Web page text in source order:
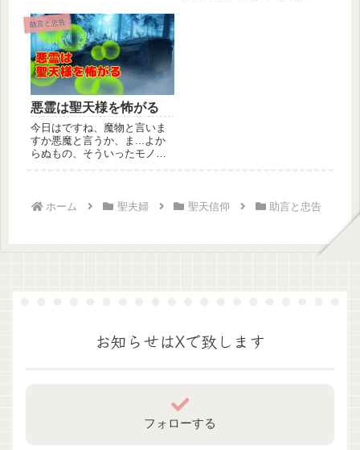
助言と忠告
悪霊は聖天様を怖がる
今日はですね、魔物と言いま
すか悪魔と言うか、ま...よか
らぬもの、そういったモノの
ホーム 聖夫婦 聖天信仰 助言と忠告
お知らせはXで致します
フォローする